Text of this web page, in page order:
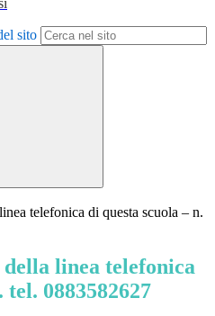
sito
telefonica di questa scuola – n.
linea telefonica
tel. 0883582627